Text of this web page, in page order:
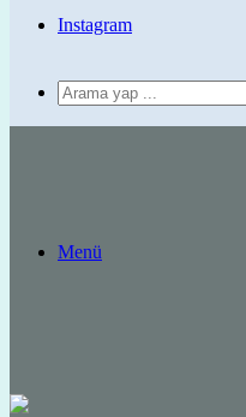
Instagram
Menü